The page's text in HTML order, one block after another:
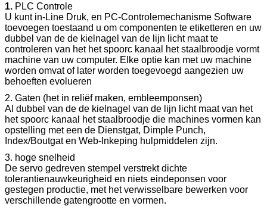
1. PLC Controle
U kunt in-Line Druk, en PC-Controlemechanisme Software
toevoegen toestaand u om componenten te etiketteren en uw
dubbel van de de kielnagel van de lijn licht maat te
controleren van het het spoorc kanaal het staalbroodje vormt
machine van uw computer. Elke optie kan met uw machine
worden omvat of later worden toegevoegd aangezien uw
behoeften evolueren
2. Gaten (het in reliëf maken, embleemponsen)
Al dubbel van de de kielnagel van de lijn licht maat van het
het spoorc kanaal het staalbroodje die machines vormen kan
opstelling met een de Dienstgat, Dimple Punch,
Index/Boutgat en Web-Inkeping hulpmiddelen zijn.
3. hoge snelheid
De servo gedreven stempel verstrekt dichte
tolerantienauwkeurigheid en niets eindeponsen voor
gestegen productie, met het verwisselbare bewerken voor
verschillende gatengrootte en vormen.